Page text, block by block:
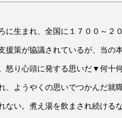
に生まれ、全国に１７００～２
援策が協議されているが、当の
怒り心頭に発する思いだ▼何十
、ようやくの思いでつかんだ就
ない。煮え湯を飲まされ続ける